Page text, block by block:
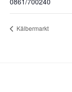
Kälbermarkt